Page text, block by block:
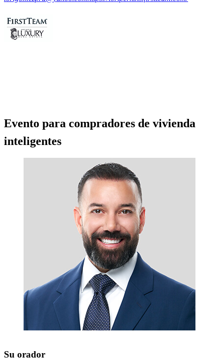
Evento para compradores de vivienda
inteligentes
Su orador